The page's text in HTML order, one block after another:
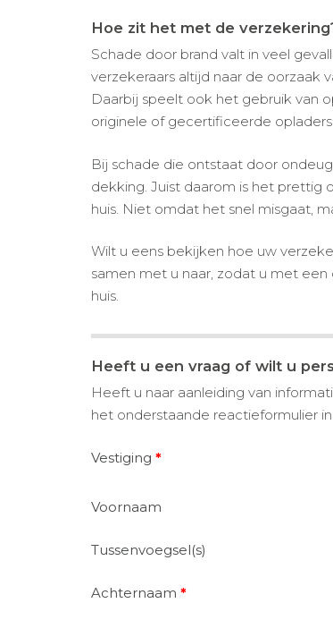
Hoe zit het met de
Schade door brand valt in veel
verzekeraars altijd naar de oorzaak
Daarbij speelt ook het gebruik van
originele of gecertificeerde opladers
Bij schade die ontstaat door
dekking. Juist daarom is het prettig
huis. Niet omdat het snel misgaat,
Wilt u eens bekijken hoe uw
samen met u naar, zodat u met
huis.
Heeft u een vraag of wilt u
Heeft u naar aanleiding van
het onderstaande reactieformulier
Vestiging *
Voornaam
Tussenvoegsel(s)
Achternaam *